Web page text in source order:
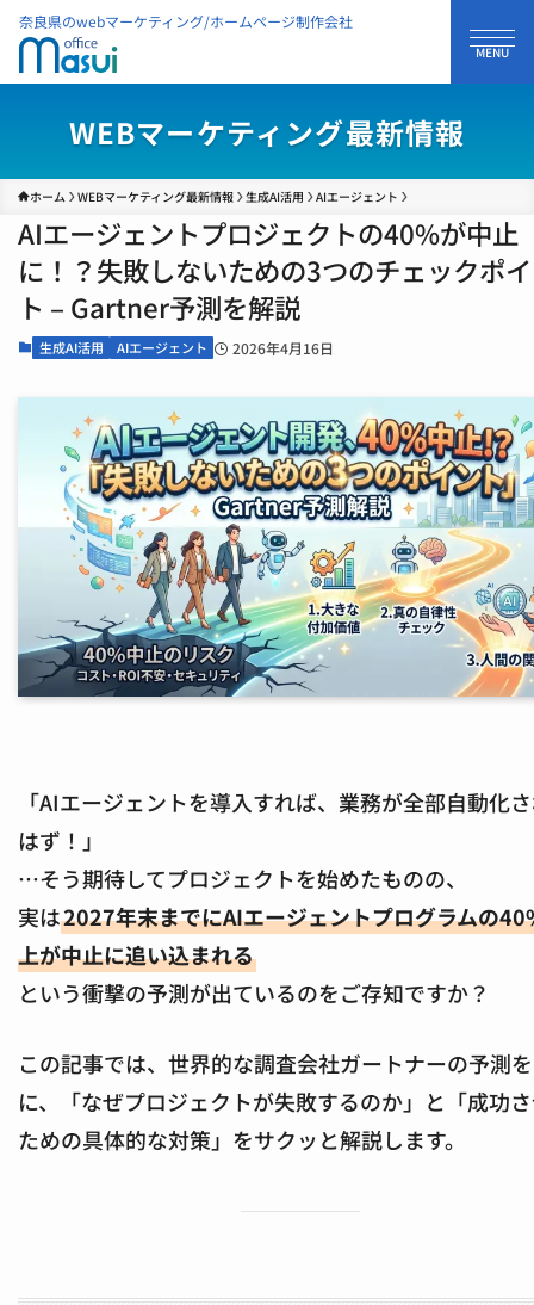
奈良県のwebマーケティング/ホームページ制作会社
WEBマーケティング最新情報
ホーム WEBマーケティング最新情報 生成AI活用 AIエージェント
AIエージェントプロジェクトの40%が中止
に！？失敗しないための3つのチェックポ
ト – Gartner予測を解説
生成AI活用 AIエージェント 2026年4月16日
「AIエージェントを導入すれば、業務が全部自動化
はず！」
…そう期待してプロジェクトを始めたものの、
実は2027年末までにAIエージェントプログラムの
上が中止に追い込まれる
という衝撃の予測が出ているのをご存知ですか？
この記事では、世界的な調査会社ガートナーの予測
に、「なぜプロジェクトが失敗するのか」と「成功
ための具体的な対策」をサクッと解説します。